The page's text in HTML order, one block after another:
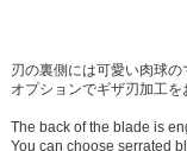
刃の裏側には可愛い肉球の
オプションでギザ刃加工を
The back of the blade is
You can choose serrated